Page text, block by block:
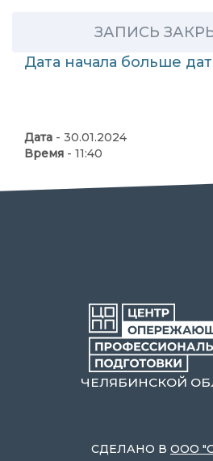
ЗАПИСЬ
Дата начала больше
Дата - 30.01.2024
Время - 11:40
ЧЕЛЯБИНСКОЙ
СДЕЛАНО В ООО